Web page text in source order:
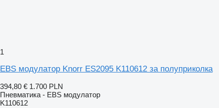
1
EBS модулатор Knorr ES2095 K110612 за полуприколка
394,80 € 1.700 PLN
Пневматика - EBS модулатор
K110612